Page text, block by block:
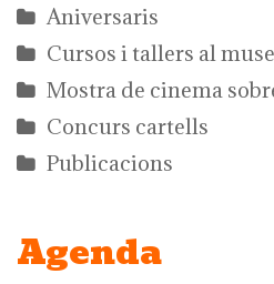
Aniversaris
Cursos i tallers al
Mostra de cinema
Concurs cartells
Publicacions
Agenda